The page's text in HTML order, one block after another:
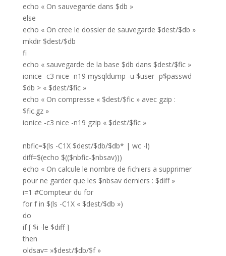
echo « On sauvegarde dans $db »
else
echo « On cree le dossier de sauvegarde $dest/$db »
mkdir $dest/$db
fi
echo « sauvegarde de la base $db dans $dest/$fic »
ionice -c3 nice -n19 mysqldump -u $user -p$passwd
$db > « $dest/$fic »
echo « On compresse « $dest/$fic » avec gzip :
$fic.gz »
ionice -c3 nice -n19 gzip « $dest/$fic »
nbfic=$(ls -C1X $dest/$db/$db* | wc -l)
diff=$(echo $(($nbfic-$nbsav)))
echo « On calcule le nombre de fichiers a supprimer
pour ne garder que les $nbsav derniers : $diff »
i=1 #Compteur du for
for f in $(ls -C1X « $dest/$db »)
do
if [ $i -le $diff ]
then
oldsav= »$dest/$db/$f »